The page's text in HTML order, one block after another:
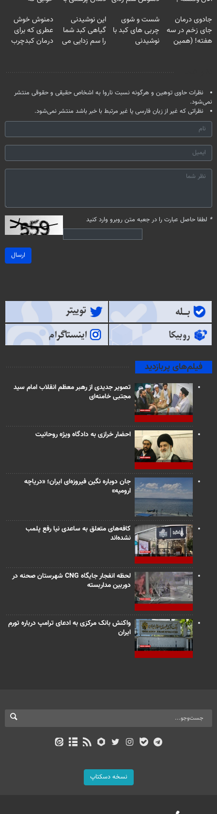
میلیون تومان!!!
خانگی
آموزش رایگان
جادوی درمان
جای زخم در سه
هفته! (همین
شست و شوی
چربی های کبد با
نوشیدنی
این نوشیدنی
گیاهی کبد شما
را سم زدایی می
دمنوش خوش
عطری که برای
درمان کبدچرب
نظرات حاوی توهین و هرگونه نسبت ناروا به اشخاص حقیقی و حقوقی منتشر
نمی‌شود.
نظراتی که غیر از زبان فارسی یا غیر مرتبط با خبر باشد منتشر نمی‌شود.
* لطفا حاصل عبارت را در جعبه متن روبرو وارد کنید
ارسال
فیلم‌های پربازدید
تصویر جدیدی از رهبر معظم انقلاب امام سید
مجتبی خامنه‌ای
احضار خرازی به دادگاه ویژه روحانیت
جان دوباره نگین فیروزه‌ای ایران؛ «دریاچه
ارومیه»
کافه‌های متعلق به ساعدی نیا رفع پلمب
نشده‌اند
لحظه انفجار جایگاه CNG شهرستان صحنه در
دوربین مداربسته
واکنش بانک مرکزی به ادعای ترامپ درباره تورم
ایران
نسخه دسکتاپ